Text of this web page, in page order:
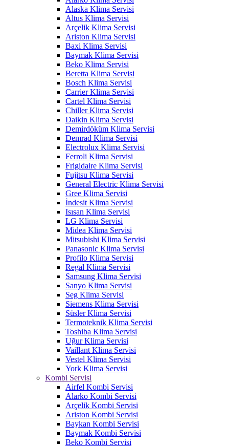
Alaska Klima Servisi
Altus Klima Servisi
Arçelik Klima Servisi
Ariston Klima Servisi
Baxi Klima Servisi
Baymak Klima Servisi
Beko Klima Servisi
Beretta Klima Servisi
Bosch Klima Servisi
Carrier Klima Servisi
Cartel Klima Servisi
Chiller Klima Servisi
Daikin Klima Servisi
Demirdöküm Klima Servisi
Demrad Klima Servisi
Electrolux Klima Servisi
Ferroli Klima Servisi
Frigidaire Klima Servisi
Fujitsu Klima Servisi
General Electric Klima Servisi
Gree Klima Servisi
İndesit Klima Servisi
Isısan Klima Servisi
LG Klima Servisi
Midea Klima Servisi
Mitsubishi Klima Servisi
Panasonic Klima Servisi
Profilo Klima Servisi
Regal Klima Servisi
Samsung Klima Servisi
Sanyo Klima Servisi
Seg Klima Servisi
Siemens Klima Servisi
Süsler Klima Servisi
Termoteknik Klima Servisi
Toshiba Klima Servisi
Uğur Klima Servisi
Vaillant Klima Servisi
Vestel Klima Servisi
York Klima Servisi
Kombi Servisi
Airfel Kombi Servisi
Alarko Kombi Servisi
Arçelik Kombi Servisi
Ariston Kombi Servisi
Baykan Kombi Servisi
Baymak Kombi Servisi
Beko Kombi Servisi